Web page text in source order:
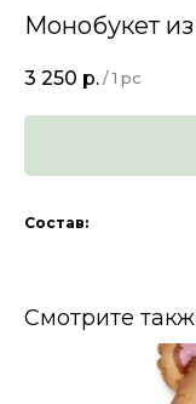
Монобукет
3 250 р. / 1 pc
Состав:
Смотрите